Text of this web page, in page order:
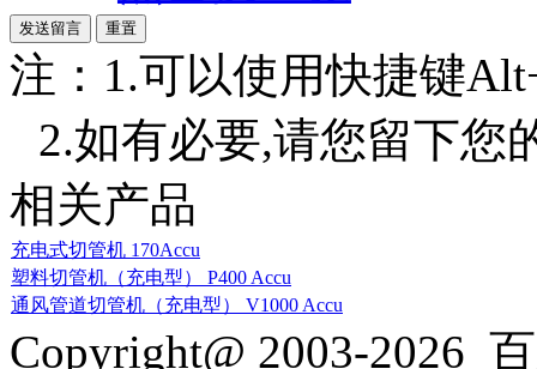
注：1.可以使用快捷键
2.如有必要,请您留下您
相关产品
充电式切管机 170Accu
塑料切管机（充电型） P400 Accu
通风管道切管机（充电型） V1000 Accu
Copyright@ 2003-2026 百